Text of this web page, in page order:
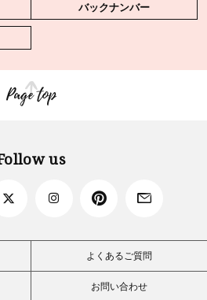
バックナンバー
Page top
us
よくあるご質問
お問い合わせ